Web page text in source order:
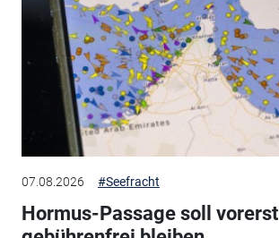
07.08.2026 #Seefracht
Hormus-Passage soll vorerst